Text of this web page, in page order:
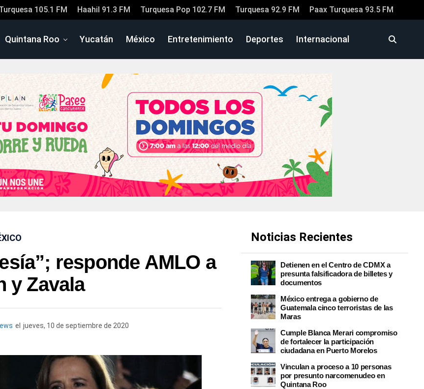
105.1 FM Haahil 91.3 FM Turquesa Pop 102.7 FM Turquesa 92.9 FM Paax Turquesa 93.5 FM
Quintana Roo Yucatán México Entretenimiento Deportes Internacional
responde AMLO a
y Zavala
el jueves, 10 de septiembre de 2020
Noticias Recientes
Detienen en el Centro de CDMX a
presunta falsificadora de billetes y
documentos
México entrega a gobierno de
Guatemala cinco terroristas de las
Maras
Cumple Blanca Merari compromiso
de fortalecer la participación
ciudadana en Puerto Morelos
Vinculan a proceso a 10 personas
por presunto narcomenudeo en
Quintana Roo